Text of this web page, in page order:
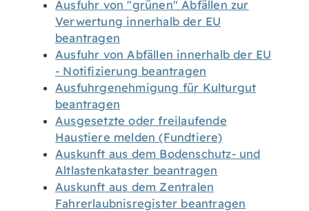
Ausfuhr von "grünen" Abfällen zur
Verwertung innerhalb der EU
beantragen
Ausfuhr von Abfällen innerhalb der EU
- Notifizierung beantragen
Ausfuhrgenehmigung für Kulturgut
beantragen
Ausgesetzte oder freilaufende
Haustiere melden (Fundtiere)
Auskunft aus dem Bodenschutz- und
Altlastenkataster beantragen
Auskunft aus dem Zentralen
Fahrerlaubnisregister beantragen